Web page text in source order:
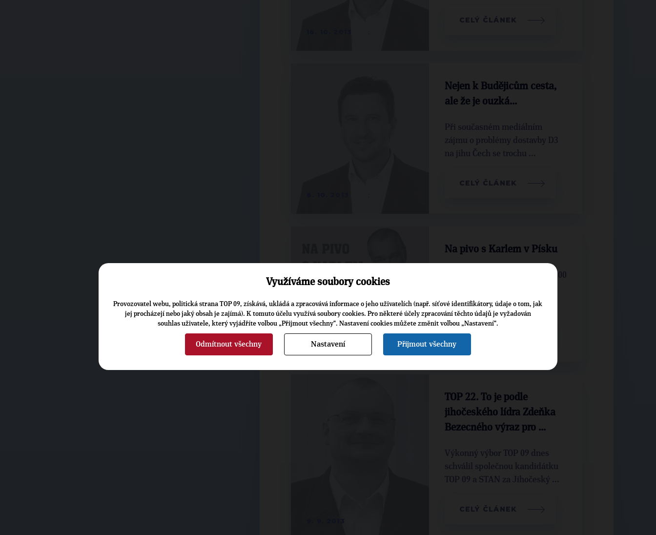
CELÝ ČLÁNEK
Nejen k Budějicům cesta,
ale že je ouzká…
Při současném mediálním
zájmu o problémy dostavby D3
na jihu Čech se trochu ...
CELÝ ČLÁNEK
3. 10. 2013
Na pivo s Karlem v Písku
Zajděte v pátek 11.října od 20:00
jako hosté se akce zúčastní ...
TOP 22. To je podle
jihočeského lídra Zdeňka
Bezecného výraz pro ...
Výkonný výbor TOP 09 dnes
schválil společnou kandidátku
TOP 09 a STAN za Jihočeský ...
CELÝ ČLÁNEK
Využíváme soubory cookies
Provozovatel webu, politická strana TOP 09, získává, ukládá a zpracovává informace o jeho uživatelích (např. síťové identifikátory, údaje o tom, jak
jej procházejí nebo jaký obsah je zajímá). K tomuto účelu využívá soubory cookies. Pro některé účely zpracování těchto údajů je vyžadován
souhlas uživatele, který vyjádříte volbou „Přijmout všechny“. Nastavení cookies můžete změnit volbou „Nastavení“.
Odmítnout všechny Nastavení Přijmout všechny